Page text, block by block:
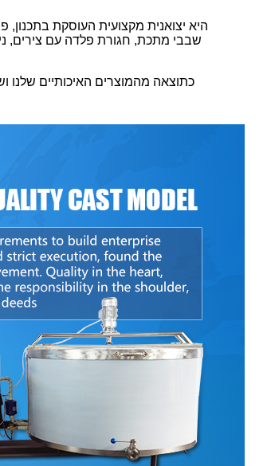
שבבי מתכת, חגורת פלדה עם צירים,
כתוצאה מהמוצרים האיכותיים שלנו